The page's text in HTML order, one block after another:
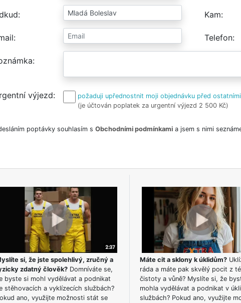
Kam
Telefon
výjezd
požaduji upřednostnit moji objednávku před ostatními
(je účtován poplatek za urgentní výjezd 2 500 Kč)
poptávky souhlasím s Obchodními podmínkamia jsem s nimi
si, že jste spolehlivý, zručný a
zdatný člověk?Domníváte se,
byste si mohl vydělávat a podnikat
stěhovacích a vyklízecích službách?
ano, využijte možnosti stát se
Máte cit a sklony k úklidům?
ráda a máte pak skvělý pocit z
čistoty a vůně? Myslíte si, že
mohla vydělávat a podnikat v
službách? Pokud ano, využijte